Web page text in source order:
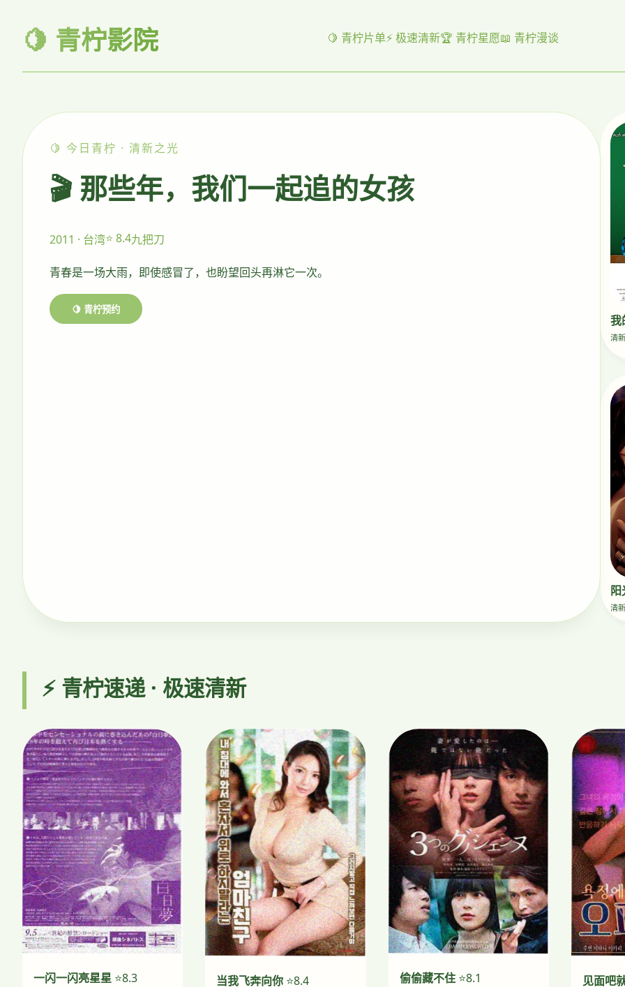
🍋 青柠影院 🍋 青柠片单⚡ 极速清新🏆 青柠星愿📖 青柠漫谈
🍋 今日青柠 · 清新之光
🎬 那些年，我们一起追的女孩
2011 · 台湾⭐ 8.4九把刀
青春是一场大雨，即使感冒了，也盼望回头再淋它一次。
🍋 青柠预约
我
清
阳
清
⚡ 青柠速递 · 极速清新
一闪一闪亮星星 ⭐8.3
当我飞奔向你 ⭐8.4
偷偷藏不住⭐8.1
见面吧